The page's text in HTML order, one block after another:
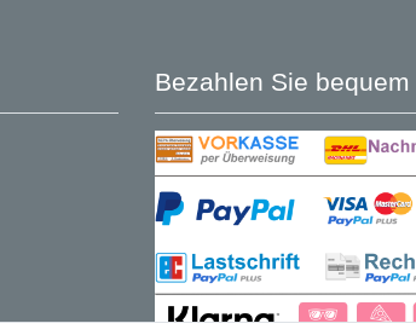
Bezahlen Sie bequem